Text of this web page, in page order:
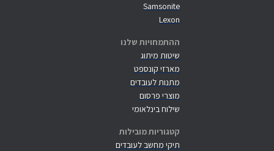
Samsonite
Lexon
ההתמחויות שלנו
שיטות מיתוג
מארזי קונספט
מתנות לעובדים
מוצרי פרסום
שילוח בינלאומי
קטגוריות מובילות
תיקי מחשב לעובדים